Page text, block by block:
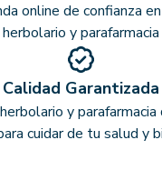
online de confianza
herbolario y parafarmacia
Calidad Garantizada
y
cuidar de tu salud y